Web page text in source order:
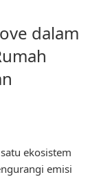
dalam
ekosistem
emisi